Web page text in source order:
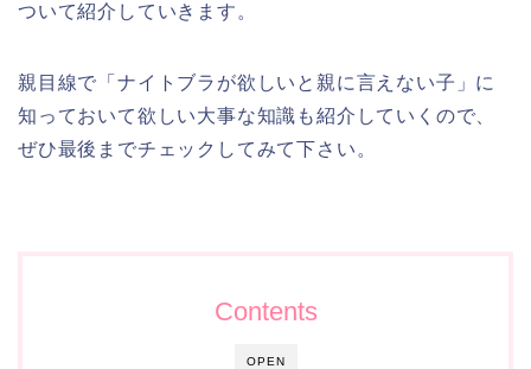
ついて紹介していきます。
親目線で「ナイトブラが欲しいと親に言えない子」に
知っておいて欲しい大事な知識も紹介していくので、
ぜひ最後までチェックしてみて下さい。
OPEN
Contents